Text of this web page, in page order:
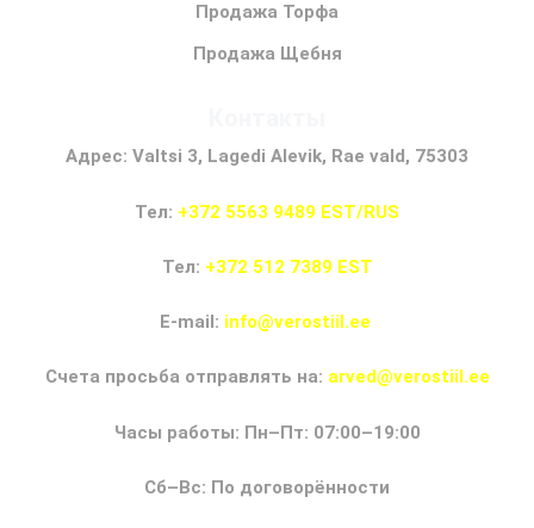
Продажа Торфа
Продажа Щебня
Адрес: Valtsi 3, Lagedi Alevik, Rae vald, 75303
Тел: +372 5563 9489 EST/RUS
Тел: +372 512 7389 EST
E-mail: info@verostiil.ee
Счета просьба отправлять на: arved@verostiil.ee
Часы работы: Пн–Пт: 07:00–19:00
Сб–Вс: По договорённости